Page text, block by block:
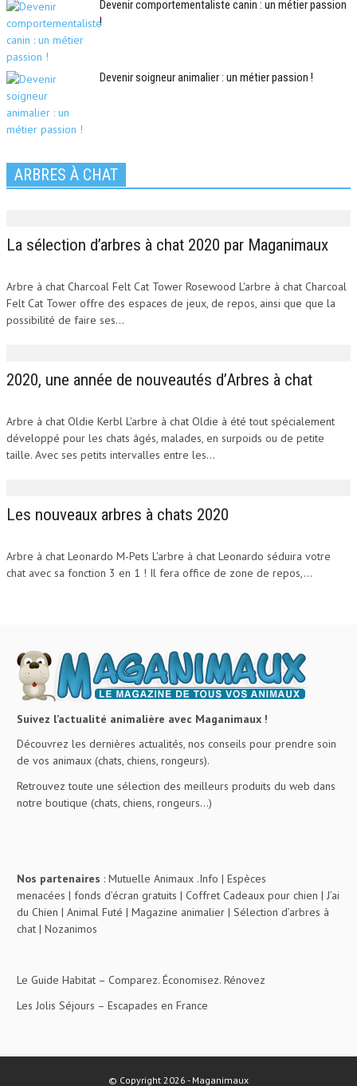
Devenir comportementaliste canin : un métier passion
!
Devenir soigneur animalier : un métier passion !
ARBRES À CHAT
La sélection d’arbres à chat 2020 par Maganimaux
Arbre à chat Charcoal Felt Cat Tower Rosewood L'arbre à chat Charcoal
Felt Cat Tower offre des espaces de jeux, de repos, ainsi que que la
possibilité de faire ses...
2020, une année de nouveautés d’Arbres à chat
Arbre à chat Oldie Kerbl L'arbre à chat Oldie à été tout spécialement
développé pour les chats âgés, malades, en surpoids ou de petite
taille. Avec ses petits intervalles entre les...
Les nouveaux arbres à chats 2020
Arbre à chat Leonardo M-Pets L'arbre à chat Leonardo séduira votre
chat avec sa fonction 3 en 1 ! Il fera office de zone de repos,...
Suivez l’actualité animalière avec Maganimaux !
Découvrez les dernières actualités, nos conseils pour prendre soin
de vos animaux (chats, chiens, rongeurs).
Retrouvez toute une sélection des meilleurs produits du web dans
notre boutique (chats, chiens, rongeurs…)
Nos partenaires : Mutuelle Animaux .Info | Espèces
menacées | fonds d’écran gratuits | Coffret Cadeaux pour chien | J’ai
du Chien | Animal Futé | Magazine animalier | Sélection d’arbres à
chat | Nozanimos
Le Guide Habitat – Comparez. Économisez. Rénovez
Les Jolis Séjours – Escapades en France
© Copyright 2026 - Maganimaux